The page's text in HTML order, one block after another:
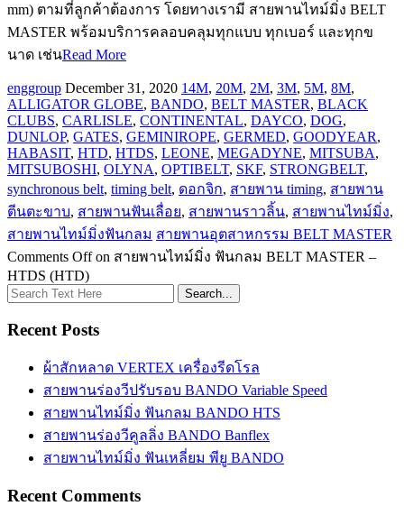
mm) ตามที่ลูกค้าต้องการ โดยทางเรามี สายพานไทม์มิ่ง BELT
MASTER พร้อมบริการคลอบคลุมทุกแบบ ทุกเบอร์ และทุกข
นาด เช่นRead More
enggroup December 31, 2020 14M, 20M, 2M, 3M, 5M, 8M,
ALLIGATOR GLOBE, BANDO, BELT MASTER, BLACK
CLUBS, CARLISLE, CONTINENTAL, DAYCO, DOG,
DUNLOP, GATES, GEMINIROPE, GERMED, GOODYEAR,
HABASIT, HTD, HTDS, LEONE, MEGADYNE, MITSUBA,
MITSUBOSHI, OLYNA, OPTIBELT, SKF, STRONGBELT,
synchronous belt, timing belt, ดอกจิก, สายพาน timing, สายพาน
ตีนตะขาบ, สายพานฟันเลื่อย, สายพานราวลิ้น, สายพานไทม์มิ่ง,
สายพานไทม์มิ่งฟันกลม สายพานอุตสาหกรรม BELT MASTER
Comments Offon สายพานไทม์มิ่ง ฟันกลม BELT MASTER –
HTDS (HTD)
Recent Posts
ผ้าสักหลาด VERTEX เครื่องรีดโรล
สายพานร่องวีปรับรอบ BANDO Variable Speed
สายพานไทม์มิ่ง ฟันกลม BANDO HTS
สายพานร่องวีคูลลิ่ง BANDO Banflex
สายพานไทม์มิ่ง ฟันเหลี่ยม พียู BANDO
Recent Comments